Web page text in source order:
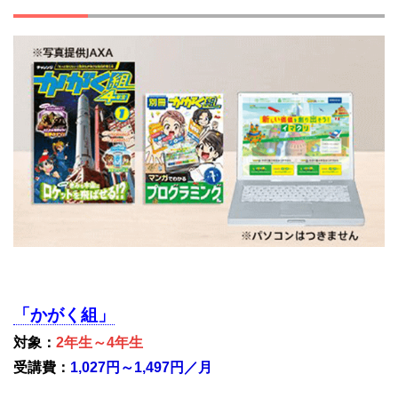
「かがく組」
対象： 2年生～4年生
受講費： 1,027円～1,497円／月